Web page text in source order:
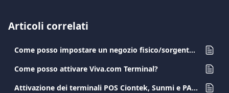
Articoli correlati
Come posso impostare un negozio fisico/sorgente di pagamento?
Come posso attivare Viva.com Terminal?
Attivazione dei terminali POS Ciontek, Sunmi e PAX A8900